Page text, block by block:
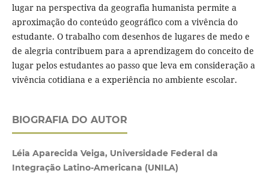
lugar na perspectiva da geografia humanista permite a
aproximação do conteúdo geográfico com a vivência do
estudante. O trabalho com desenhos de lugares de medo e
de alegria contribuem para a aprendizagem do conceito de
lugar pelos estudantes ao passo que leva em consideração a
vivência cotidiana e a experiência no ambiente escolar.
BIOGRAFIA DO AUTOR
Léia Aparecida Veiga, Universidade Federal da
Integração Latino-Americana (UNILA)